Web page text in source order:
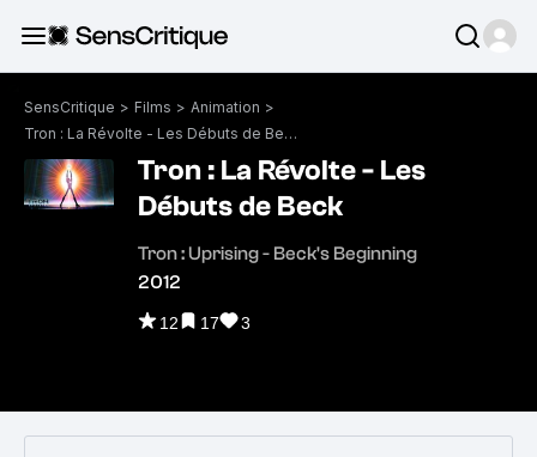
SensCritique > Films > Animation >
Tron : La Révolte - Les Débuts de Beck
Tron : La Révolte - Les
Débuts de Beck
Tron : Uprising - Beck's Beginning
2012
12 17 3